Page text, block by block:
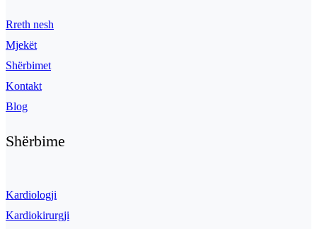
Rreth nesh
Mjekët
Shërbimet
Kontakt
Blog
Shërbime
Kardiologji
Kardiokirurgji